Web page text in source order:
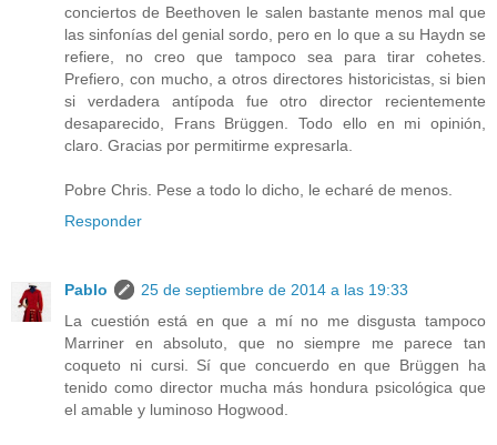
conciertos de Beethoven le salen bastante menos mal que
las sinfonías del genial sordo, pero en lo que a su Haydn se
refiere, no creo que tampoco sea para tirar cohetes.
Prefiero, con mucho, a otros directores historicistas, si bien
si verdadera antípoda fue otro director recientemente
desaparecido, Frans Brüggen. Todo ello en mi opinión,
claro. Gracias por permitirme expresarla.
Pobre Chris. Pese a todo lo dicho, le echaré de menos.
Responder
Pablo
25 de septiembre de 2014 a las 19:33
La cuestión está en que a mí no me disgusta tampoco
Marriner en absoluto, que no siempre me parece tan
coqueto ni cursi. Sí que concuerdo en que Brüggen ha
tenido como director mucha más hondura psicológica que
el amable y luminoso Hogwood.